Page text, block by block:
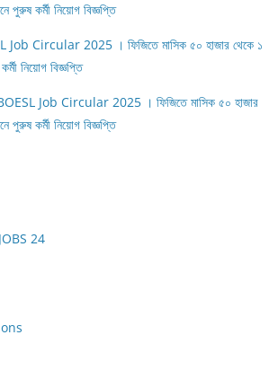
পুরুষ কর্মী নিয়োগ বিজ্ঞপ্তি
Job Circular 2025 । ফিজিতে মাসিক ৫০ হাজার থেকে ১
নিয়োগ বিজ্ঞপ্তি
Job Circular 2025 । ফিজিতে মাসিক ৫০ হাজার
পুরুষ কর্মী নিয়োগ বিজ্ঞপ্তি
24